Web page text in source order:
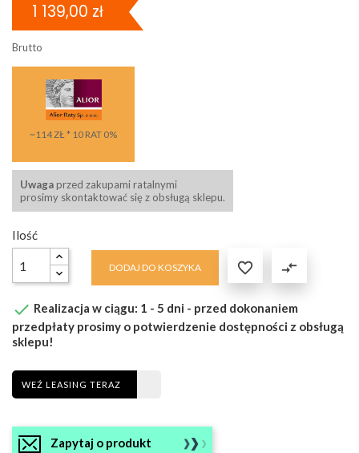
1 139,00 zł
Brutto
~114 ZŁ * 10 RAT 0%
Uwaga przed zakupami ratalnymi
prosimy skontaktować się z obsługą sklepu.
Ilość
DODAJ DO KOSZYKA  compare_arrows
 Realizacja w ciągu: 1 - 5 dni - przed dokonaniem
przedpłaty prosimy o potwierdzenie dostępności z obsługą
sklepu!
WEŹ LEASING TERAZ
Zapytaj o produkt